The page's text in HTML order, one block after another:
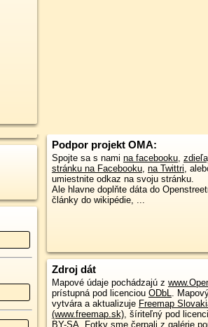
Podpor projekt OMA:
Spojte sa s nami na facebooku,
stránku na Facebooku, na Twittri,
umiestnite odkaz na svoju stránku.
Ale hlavne doplňte dáta do
články do wikipédie, ...
Zdroj dát
Mapové údaje pochádzajú z
prístupná pod licenciou ODbL.
vytvára a aktualizuje Freemap
(www.freemap.sk), šíriteľný pod
BY-SA. Fotky sme čerpali z galérie